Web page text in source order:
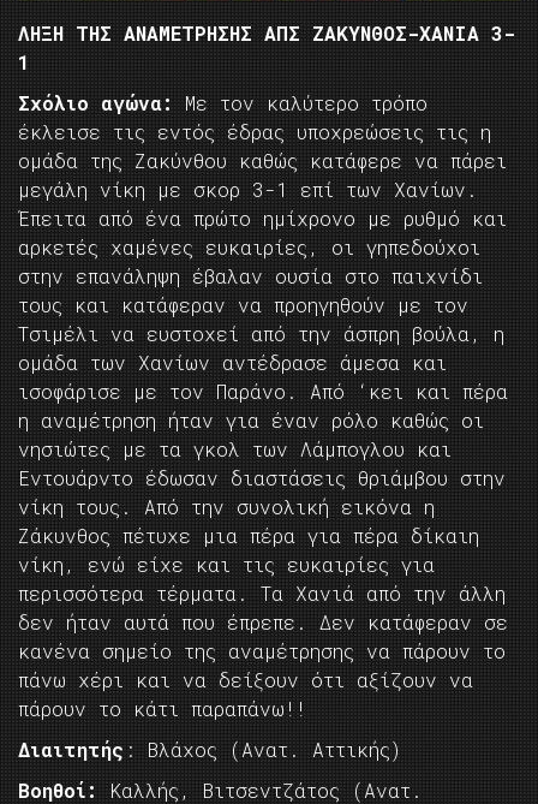
ΛΗΞΗ ΤΗΣ ΑΝΑΜΕΤΡΗΣΗΣ ΑΠΣ ΖΑΚΥΝΘΟΣ-ΧΑΝΙΑ 3-
1
Σχόλιο αγώνα:
Με τον καλύτερο τρόπο
έκλεισε τις εντός έδρας υποχρεώσεις τις η
ομάδα της Ζακύνθου καθώς κατάφερε να πάρει
μεγάλη νίκη με σκορ 3-1 επί των Χανίων.
Έπειτα από ένα πρώτο ημίχρονο με ρυθμό και
αρκετές χαμένες ευκαιρίες, οι γηπεδούχοι
στην επανάληψη έβαλαν ουσία στο παιχνίδι
τους και κατάφεραν να προηγηθούν με τον
Τσιμέλι να ευστοχεί από την άσπρη βούλα, η
ομάδα των Χανίων αντέδρασε άμεσα και
ισοφάρισε με τον Παράνο. Από ‘κει και πέρα
η αναμέτρηση ήταν για έναν ρόλο καθώς οι
νησιώτες με τα γκολ των Λάμπογλου και
Εντουάρντο έδωσαν διαστάσεις θριάμβου στην
νίκη τους. Από την συνολική εικόνα η
Ζάκυνθος πέτυχε μια πέρα για πέρα δίκαιη
νίκη, ενώ είχε και τις ευκαιρίες για
περισσότερα τέρματα. Τα Χανιά από την άλλη
δεν ήταν αυτά που έπρεπε. Δεν κατάφεραν σε
κανένα σημείο της αναμέτρησης να πάρουν το
πάνω χέρι και να δείξουν ότι αξίζουν να
πάρουν το κάτι παραπάνω!!
Διαιτητής : Βλάχος (Ανατ. Αττικής)
Βοηθοί:
Καλλής, Βιτσεντζάτος (Ανατ.